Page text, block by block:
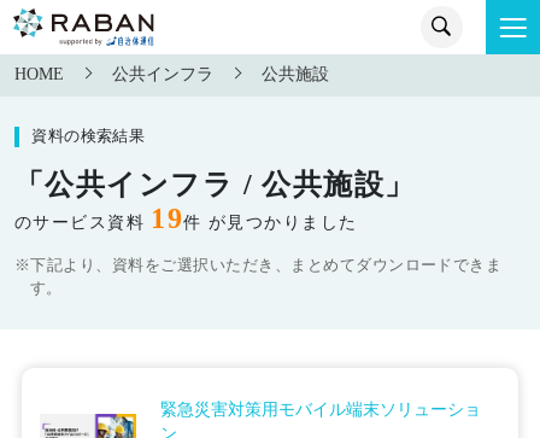
HOME 公共インフラ 公共施設
資料の検索結果
「公共インフラ / 公共施設」
のサービス資料 19件 が見つかりました
※下記より、資料をご選択いただき、まとめてダウンロードできま
す。
緊急災害対策用モバイル端末ソリューショ
ン